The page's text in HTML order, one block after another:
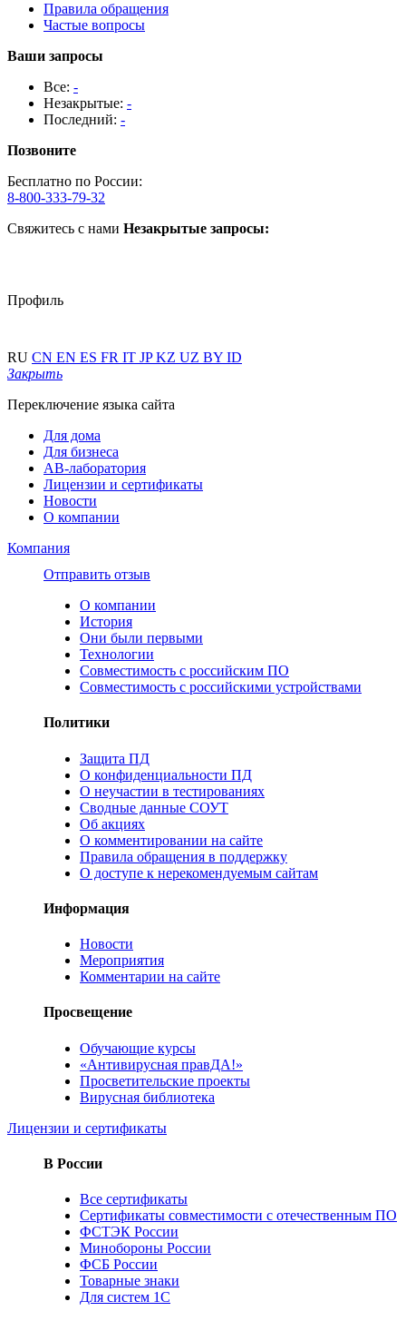
Правила обращения
Частые вопросы
Ваши запросы
Все: -
Незакрытые: -
Последний: -
Позвоните
Бесплатно по России:
8-800-333-79-32
Свяжитесь с нами Незакрытые запросы:
Профиль
RU CN EN ES FR IT JPKZ UZ BY ID
Закрыть
Переключение языка сайта
Для дома
Для бизнеса
АВ-лаборатория
Лицензии и сертификаты
Новости
О компании
Компания
Отправить отзыв
О компании
История
Они были первыми
Технологии
Совместимость с российским ПО
Совместимость с российскими устройствами
Политики
Защита ПД
О конфиденциальности ПД
О неучастии в тестированиях
Сводные данные СОУТ
Об акциях
О комментировании на сайте
Правила обращения в поддержку
О доступе к нерекомендуемым сайтам
Информация
Новости
Мероприятия
Комментарии на сайте
Просвещение
Обучающие курсы
«Антивирусная правДА!»
Просветительские проекты
Вирусная библиотека
Лицензии и сертификаты
В России
Все сертификаты
Сертификаты совместимости с отечественным ПО
ФСТЭК России
Минобороны России
ФСБ России
Товарные знаки
Для систем 1С